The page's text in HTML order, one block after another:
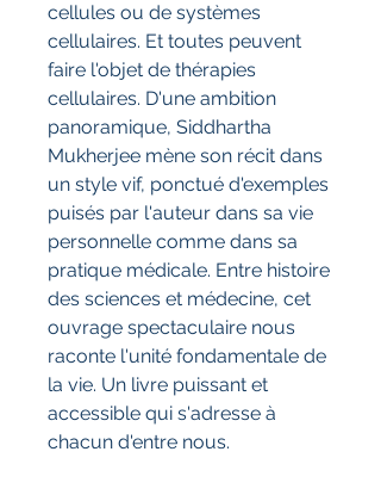
cellules ou de systèmes
cellulaires. Et toutes peuvent
faire l'objet de thérapies
cellulaires. D'une ambition
panoramique, Siddhartha
Mukherjee mène son récit dans
un style vif, ponctué d'exemples
puisés par l'auteur dans sa vie
personnelle comme dans sa
pratique médicale. Entre histoire
des sciences et médecine, cet
ouvrage spectaculaire nous
raconte l'unité fondamentale de
la vie. Un livre puissant et
accessible qui s'adresse à
chacun d'entre nous.